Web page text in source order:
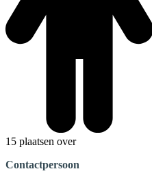
15 plaatsen over
Contactpersoon